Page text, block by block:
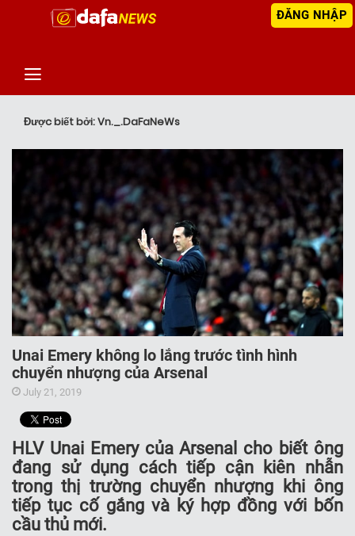
ĐĂNG NHẬP
Được biết bởi: Vn._.DaFaNeWs
Unai Emery không lo lắng trước tình hình
chuyển nhượng của Arsenal
July 21, 2019
HLV Unai Emery của Arsenal cho biết ông
đang sử dụng cách tiếp cận kiên nhẫn
trong thị trường chuyển nhượng khi ông
tiếp tục cố gắng và ký hợp đồng với bốn
cầu thủ mới.